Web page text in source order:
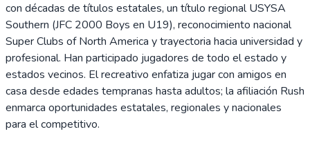
con décadas de títulos estatales, un título regional USYSA
Southern (JFC 2000 Boys en U19), reconocimiento nacional
Super Clubs of North America y trayectoria hacia universidad y
profesional. Han participado jugadores de todo el estado y
estados vecinos. El recreativo enfatiza jugar con amigos en
casa desde edades tempranas hasta adultos; la afiliación Rush
enmarca oportunidades estatales, regionales y nacionales
para el competitivo.